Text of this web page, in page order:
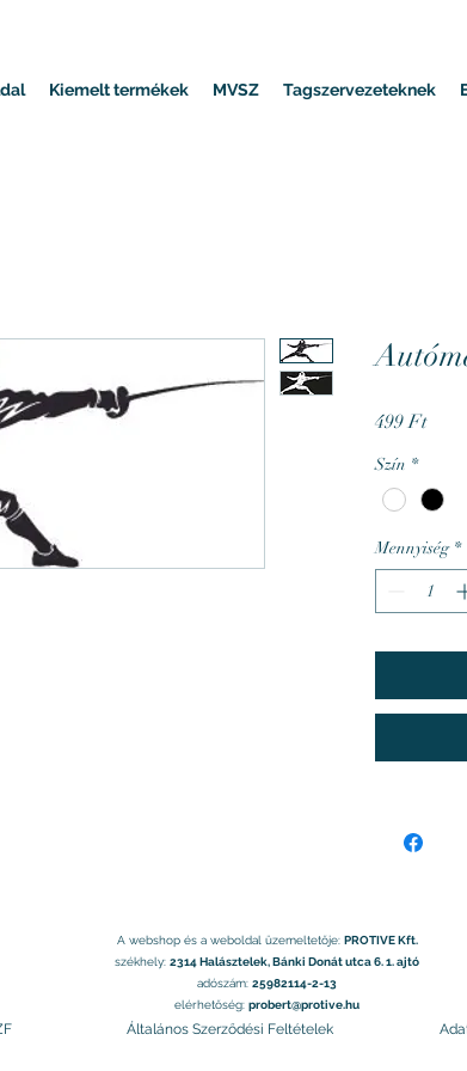
Kiemelt termékek MVSZ Tagszervezeteknek
499 FtÁr
Szín *
Mennyiség *
A webshop és a weboldal üzemeltetője: PROTIVE Kft.
székhely: 2314 Halásztelek, Bánki Donát utca 6. 1. ajtó
adószám: 25982114-2-13
elérhetőség: probert@protive.hu
Általános Szerződési Feltételek